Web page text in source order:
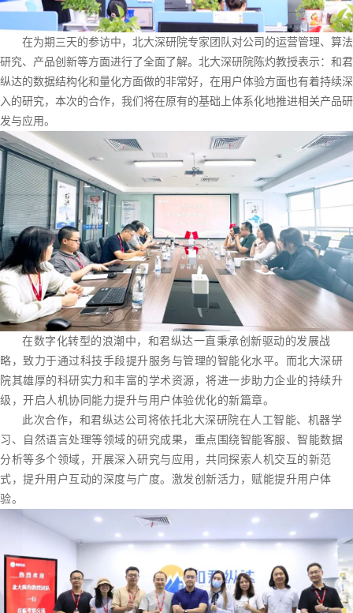
在为期三天的参访中，北大深研院专家团队对公司的运营管理、算法
研究、产品创新等方面进行了全面了解。北大深研院陈灼教授表示：和君
纵达的数据结构化和量化方面做的非常好，在用户体验方面也有着持续深
入的研究，本次的合作，我们将在原有的基础上体系化地推进相关产品研
发与应用。
在数字化转型的浪潮中，和君纵达一直秉承创新驱动的发展战
略，致力于通过科技手段提升服务与管理的智能化水平。而北大深研
院其雄厚的科研实力和丰富的学术资源，将进一步助力企业的持续升
级，开启人机协同能力提升与用户体验优化的新篇章。
此次合作，和君纵达公司将依托北大深研院在人工智能、机器学
习、自然语言处理等领域的研究成果，重点围绕智能客服、智能数据
分析等多个领域，开展深入研究与应用，共同探索人机交互的新范
式，提升用户互动的深度与广度。激发创新活力，赋能提升用户体
验。